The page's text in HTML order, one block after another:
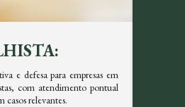
e defesa para empresas em
com atendimento pontual
casos relevantes.